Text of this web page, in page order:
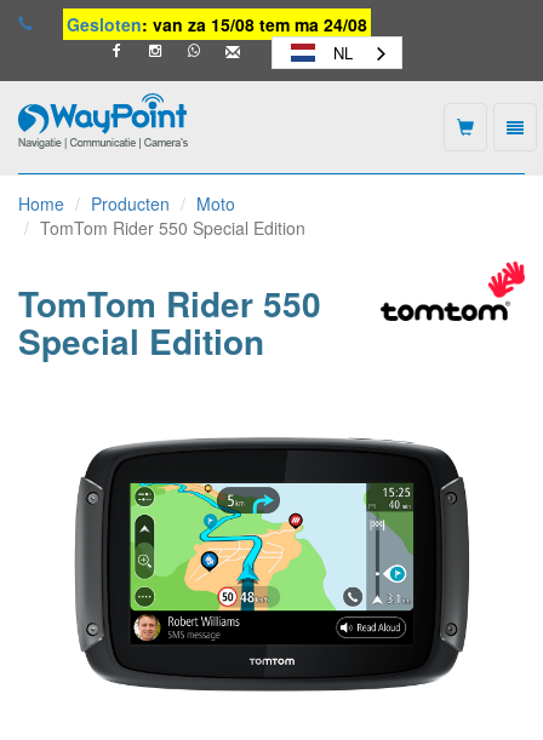
Gesloten: van za 15/08 tem ma 24/08
NL
-
naar
homepage
Home Producten
Moto
TomTom Rider 550 Special Edition
TomTom Rider 550
Special Edition